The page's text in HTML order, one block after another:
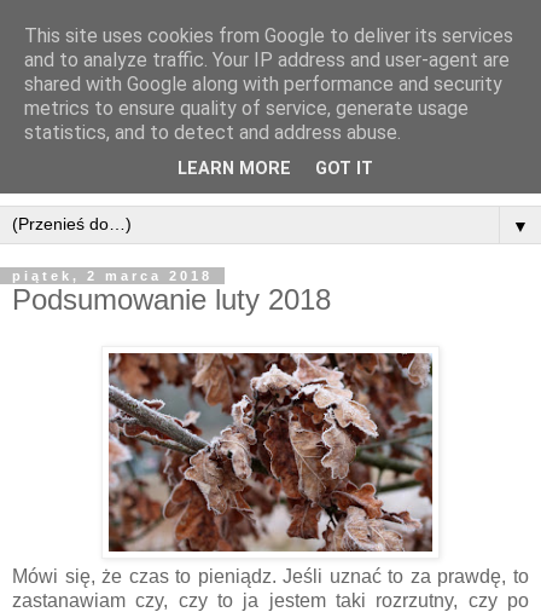
▼
piątek, 2 marca 2018
Podsumowanie luty 2018
Mówi się, że czas to pieniądz. Jeśli uznać to za prawdę, to
zastanawiam czy, czy to ja jestem taki rozrzutny, czy po
This site uses cookies from Google to deliver its services
and to analyze traffic. Your IP address and user-agent are
shared with Google along with performance and security
metrics to ensure quality of service, generate usage
statistics, and to detect and address abuse.
LEARN MORE GOT IT